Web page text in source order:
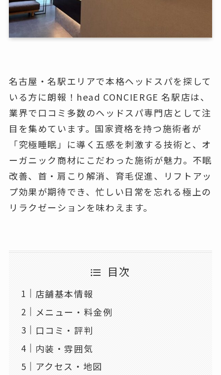
名古屋・名駅エリアで本格ヘッドスパを探して
いる方に朗報！head CONCIERGE 名駅店は、
業界で口コミ多数のヘッドスパ専門店として注
目を集めています。国家資格を持つ施術者が
「究極睡眠」に導く五感を刺激する技術と、オ
ーガニック商材にこだわった施術が魅力。不眠
改善、首・肩こり解消、育毛促進、リフトアッ
プ効果が期待でき、忙しい日常を忘れる極上の
リラクゼーションを味わえます。
目次
店舗基本情報
メニュー・料金例
口コミ・評判
内装・雰囲気
アクセス・地図